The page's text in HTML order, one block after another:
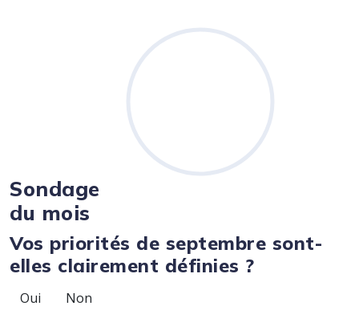
Sondage
du mois
Vos priorités de septembre sont-
elles clairement définies ?
Oui Non